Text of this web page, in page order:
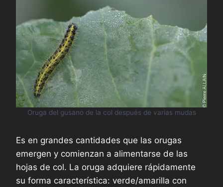
Oruga del gusano de la col después de varias mudas
Es en grandes cantidades que las orugas
emergen y comienzan a alimentarse de las
hojas de col. La oruga adquiere rápidamente
su forma característica: verde/amarilla con